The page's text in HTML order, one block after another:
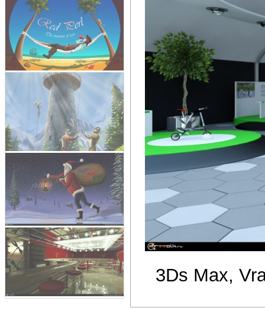
3Ds Max,